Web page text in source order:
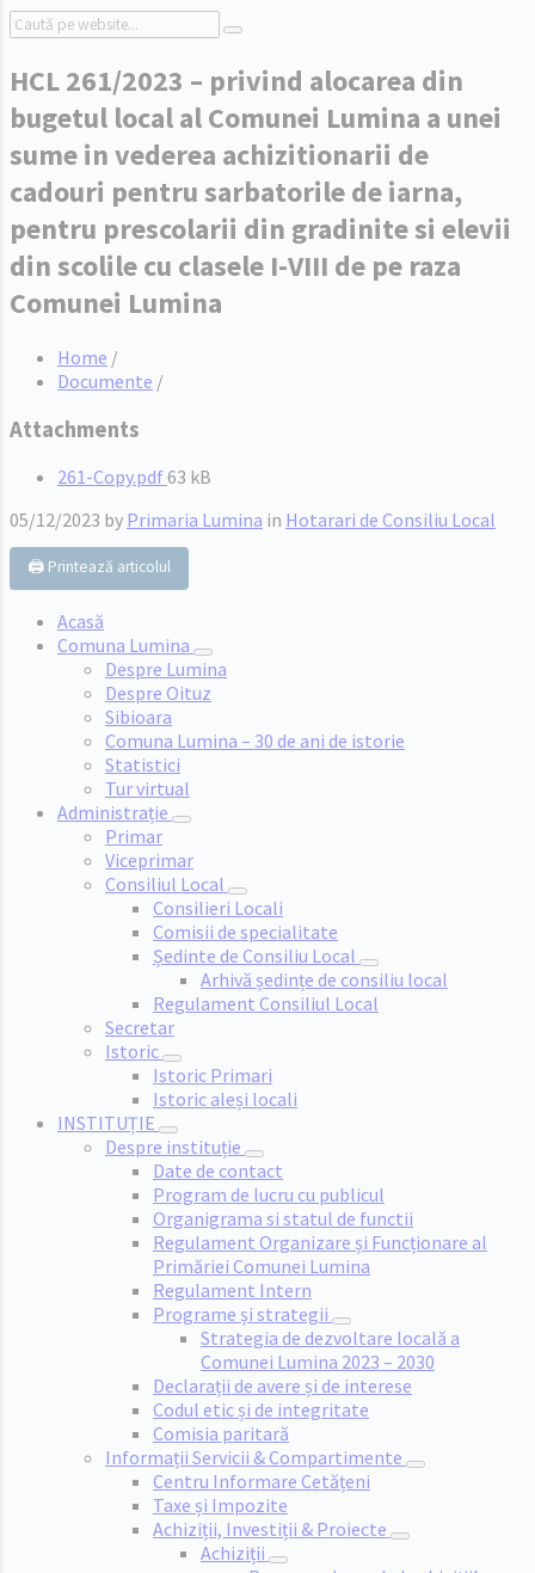
Search:
HCL 261/2023 – privind alocarea din
bugetul local al Comunei Lumina a unei
sume in vederea achizitionarii de
cadouri pentru sarbatorile de iarna,
pentru prescolarii din gradinite si elevii
din scolile cu clasele I-VIII de pe raza
Comunei Lumina
Home /
Documente /
Attachments
261-Copy.pdf File
63 kB
05/12/2023 by Primaria Lumina in Hotarari de Consiliu Local
🖨️ Printează articolul
Acasă
Comuna Lumina
Despre Lumina
Despre Oituz
Sibioara
Comuna Lumina – 30 de ani de istorie
Statistici
Tur virtual
Administrație
Primar
Viceprimar
Consiliul Local
Consilieri Locali
Comisii de specialitate
Ședinte de Consiliu Local
Arhivă ședințe de consiliu local
Regulament Consiliul Local
Secretar
Istoric
Istoric Primari
Istoric aleși locali
INSTITUȚIE
Despre instituție
Date de contact
Program de lucru cu publicul
Organigrama si statul de functii
Regulament Organizare și Funcționare al
Primăriei Comunei Lumina
Regulament Intern
Programe și strategii
Strategia de dezvoltare locală a
Comunei Lumina 2023 – 2030
Declarații de avere și de interese
Codul etic și de integritate
Comisia paritară
Informații Servicii & Compartimente
Centru Informare Cetățeni
Taxe și Impozite
Achiziții, Investiții & Proiecte
Achiziții